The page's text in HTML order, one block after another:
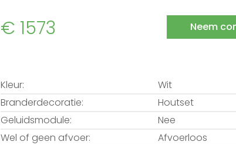
€ 1573 Neem
Kleur:
Wit
Branderdecoratie:
Houtset
Geluidsmodule:
Nee
Wel of geen afvoer:
Afvoerloos